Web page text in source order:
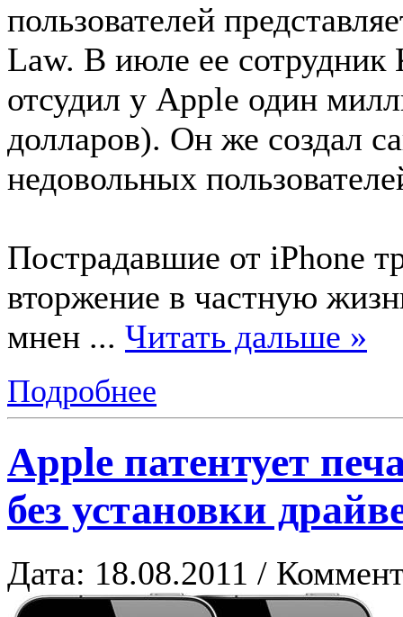
пользователей
Law. В июле ее
отсудил у Apple один
долларов). Он же создал
недовольных
Пострадавшие от iPhone
вторжение в частную
мнен ... Читать дальше »
Подробнее
Apple патентует
без установки
Дата: 18.08.2011 /